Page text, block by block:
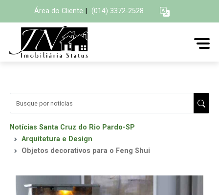
Área do Cliente (014) 3372-2528
Notícias Santa Cruz do Rio Pardo-SP
Arquitetura e Design
Objetos decorativos para o Feng Shui